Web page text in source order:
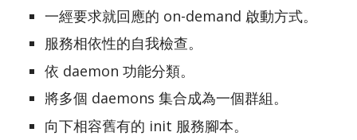
一經要求就回應的 on-demand 啟動方式。
服務相依性的自我檢查。
依 daemon 功能分類。
將多個 daemons 集合成為一個群組。
向下相容舊有的 init 服務腳本。